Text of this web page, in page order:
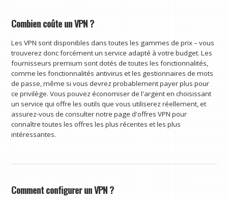
Combien coûte un VPN ?
Les VPN sont disponibles dans toutes les gammes de prix – vous
trouverez donc forcément un service adapté à votre budget. Les
fournisseurs premium sont dotés de toutes les fonctionnalités,
comme les fonctionnalités antivirus et les gestionnaires de mots
de passe, même si vous devrez probablement payer plus pour
ce privilège. Vous pouvez économiser de l'argent en choisissant
un service qui offre les outils que vous utiliserez réellement, et
assurez-vous de consulter notre page d'offres VPN pour
connaître toutes les offres les plus récentes et les plus
intéressantes.
Comment configurer un VPN ?